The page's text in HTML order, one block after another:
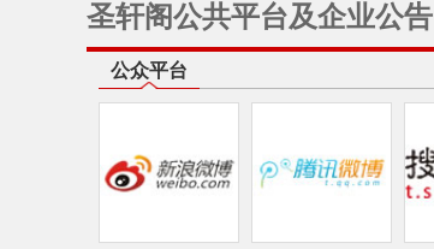
圣轩阁公共平台及企业公告
公众平台